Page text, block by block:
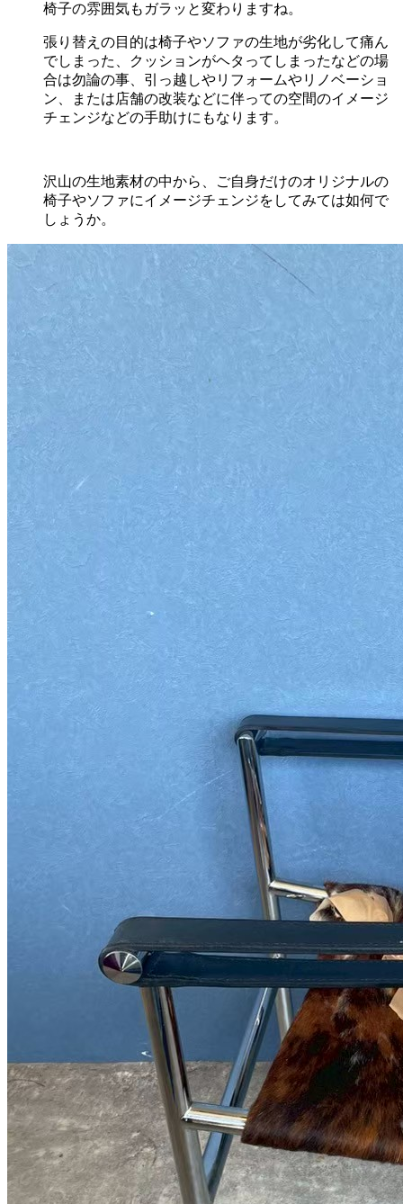
椅子の雰囲気もガラッと変わりますね。
張り替えの目的は椅子やソファの生地が劣化して痛ん
でしまった、クッションがヘタってしまったなどの場
合は勿論の事、引っ越しやリフォームやリノベーショ
ン、または店舗の改装などに伴っての空間のイメージ
チェンジなどの手助けにもなります。
沢山の生地素材の中から、ご自身だけのオリジナルの
椅子やソファにイメージチェンジをしてみては如何で
しょうか。